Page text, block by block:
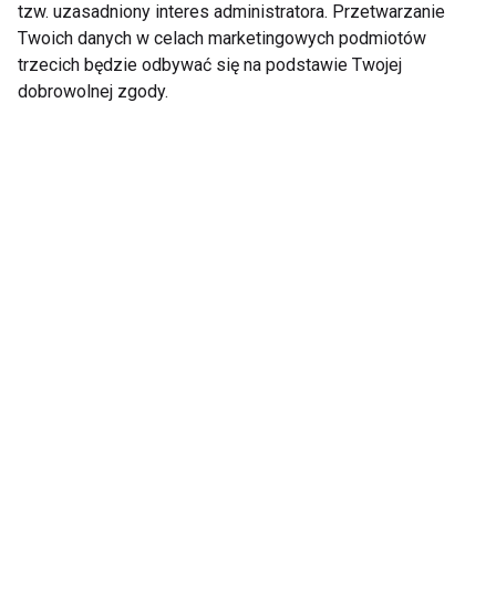
Nie przegap nowości ze
świata FIT!
tzw. uzasadniony interes administratora. Przetwarzanie
Twoich danych w celach marketingowych podmiotów
trzecich będzie odbywać się na podstawie Twojej
dobrowolnej zgody.